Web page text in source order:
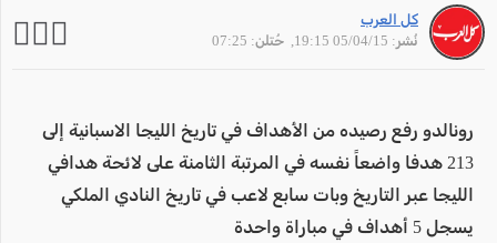
كل العرب
نُشر: 05/04/15 19:15
, حُتلن: 07:25
رونالدو رفع رصيده من الأهداف في تاريخ الليجا الاسبانية إلى
213 هدفا واضعاً نفسه في المرتبة الثامنة على لائحة هدافي
الليجا عبر التاريخ وبات سابع لاعب في تاريخ النادي الملكي
يسجل 5 أهداف في مباراة واحدة